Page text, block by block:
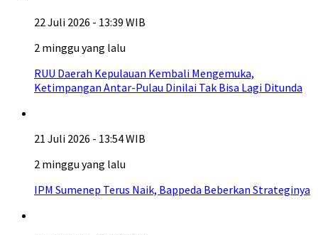
22 Juli 2026 - 13:39 WIB
2 minggu yang lalu
RUU Daerah Kepulauan Kembali Mengemuka,
Ketimpangan Antar-Pulau Dinilai Tak Bisa Lagi Ditunda
21 Juli 2026 - 13:54 WIB
2 minggu yang lalu
IPM Sumenep Terus Naik, Bappeda Beberkan Strateginya